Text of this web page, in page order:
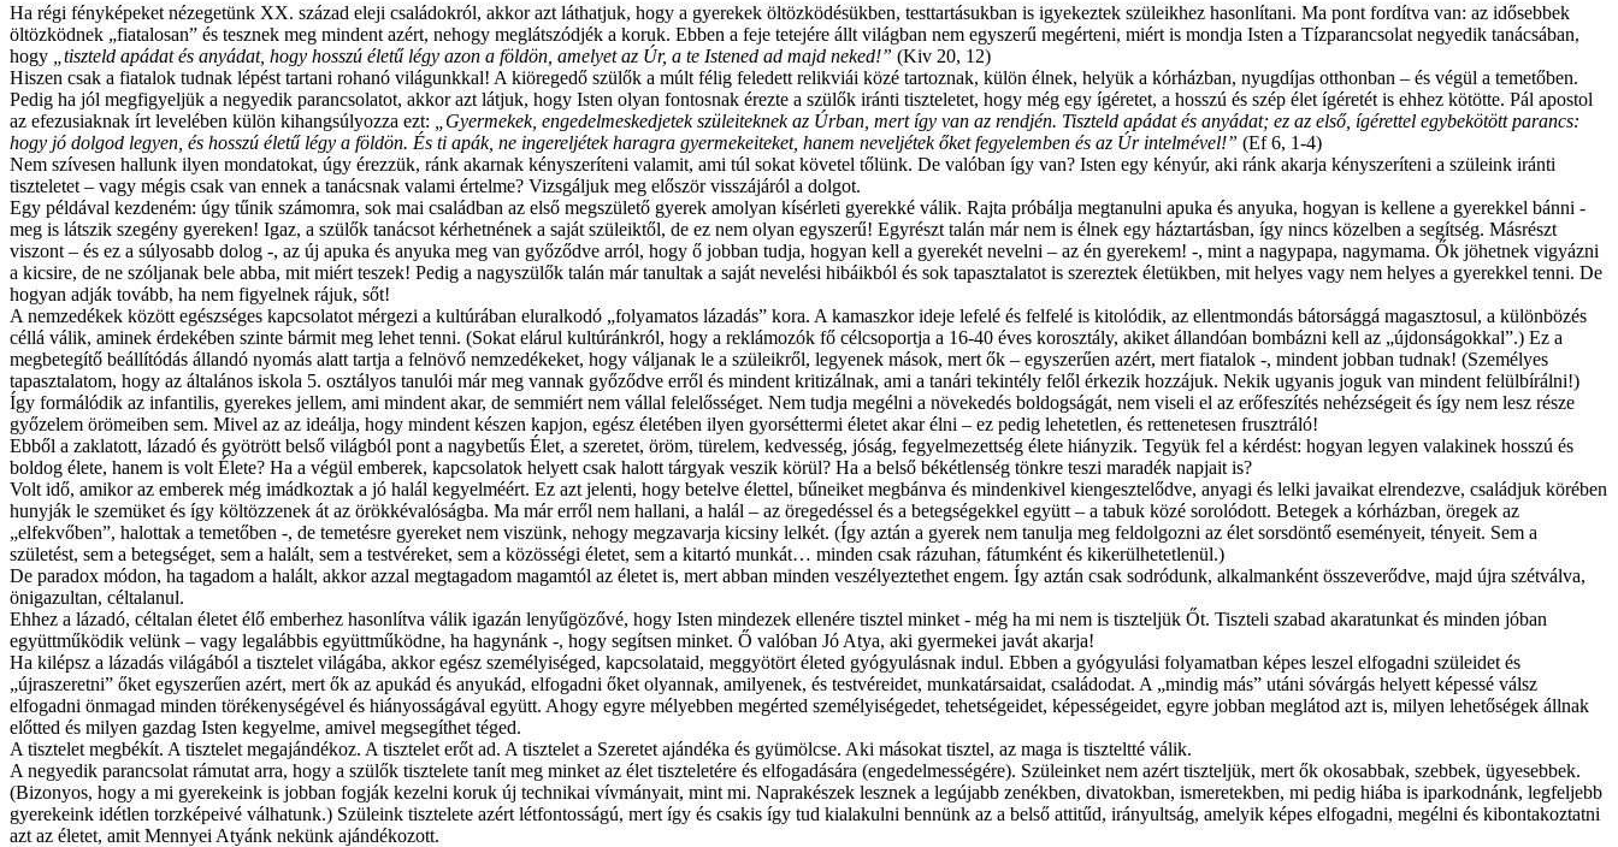
Ha régi fényképeket nézegetünk XX. század eleji családokról, akkor azt láthatjuk, hogy a gyerekek öltözködésükben, testtartásukban is igyekeztek szüleikhez hasonlítani. Ma pont fordítva van: az idősebbek
öltözködnek „fiatalosan” és tesznek meg mindent azért, nehogy meglátszódjék a koruk. Ebben a feje tetejére állt világban nem egyszerű megérteni, miért is mondja Isten a Tízparancsolat negyedik tanácsában,
hogy
„tiszteld apádat és anyádat, hogy hosszú életű légy azon a földön, amelyet az Úr, a te Istened ad majd neked!” (Kiv 20, 12)
Hiszen csak a fiatalok tudnak lépést tartani rohanó világunkkal! A kiöregedő szülők a múlt félig feledett relikviái közé tartoznak, külön élnek, helyük a kórházban, nyugdíjas otthonban – és végül a temetőben.
Pedig ha jól megfigyeljük a negyedik parancsolatot, akkor azt látjuk, hogy Isten olyan fontosnak érezte a szülők iránti tiszteletet, hogy még egy ígéretet, a hosszú és szép élet ígéretét is ehhez kötötte. Pál apostol
az efezusiaknak írt levelében külön kihangsúlyozza ezt:
„Gyermekek, engedelmeskedjetek szüleiteknek az Úrban, mert így van az rendjén. Tiszteld apádat és anyádat; ez az első, ígérettel egybekötött parancs:
hogy jó dolgod legyen, és hosszú életű légy a földön. És ti apák, ne ingereljétek haragra gyermekeiteket, hanem neveljétek őket fegyelemben és az Úr intelmével!” (Ef 6, 1-4)
Nem szívesen hallunk ilyen mondatokat, úgy érezzük, ránk akarnak kényszeríteni valamit, ami túl sokat követel tőlünk. De valóban így van? Isten egy kényúr, aki ránk akarja kényszeríteni a szüleink iránti
tiszteletet – vagy mégis csak van ennek a tanácsnak valami értelme? Vizsgáljuk meg először visszájáról a dolgot.
Egy példával kezdeném: úgy tűnik számomra, sok mai családban az első megszülető gyerek amolyan kísérleti gyerekké válik. Rajta próbálja megtanulni apuka és anyuka, hogyan is kellene a gyerekkel bánni -
meg is látszik szegény gyereken! Igaz, a szülők tanácsot kérhetnének a saját szüleiktől, de ez nem olyan egyszerű! Egyrészt talán már nem is élnek egy háztartásban, így nincs közelben a segítség. Másrészt
viszont – és ez a súlyosabb dolog -, az új apuka és anyuka meg van győződve arról, hogy ő jobban tudja, hogyan kell a gyerekét nevelni – az én gyerekem! -, mint a nagypapa, nagymama. Ők jöhetnek vigyázni
a kicsire, de ne szóljanak bele abba, mit miért teszek! Pedig a nagyszülők talán már tanultak a saját nevelési hibáikból és sok tapasztalatot is szereztek életükben, mit helyes vagy nem helyes a gyerekkel tenni. De
hogyan adják tovább, ha nem figyelnek rájuk, sőt!
A nemzedékek között egészséges kapcsolatot mérgezi a kultúrában eluralkodó „folyamatos lázadás” kora. A kamaszkor ideje lefelé és felfelé is kitolódik, az ellentmondás bátorsággá magasztosul, a különbözés
céllá válik, aminek érdekében szinte bármit meg lehet tenni. (Sokat elárul kultúránkról, hogy a reklámozók fő célcsoportja a 16-40 éves korosztály, akiket állandóan bombázni kell az „újdonságokkal”.) Ez a
megbetegítő beállítódás állandó nyomás alatt tartja a felnövő nemzedékeket, hogy váljanak le a szüleikről, legyenek mások, mert ők – egyszerűen azért, mert fiatalok -, mindent jobban tudnak! (Személyes
tapasztalatom, hogy az általános iskola 5. osztályos tanulói már meg vannak győződve erről és mindent kritizálnak, ami a tanári tekintély felől érkezik hozzájuk. Nekik ugyanis joguk van mindent felülbírálni!)
Így formálódik az infantilis, gyerekes jellem, ami mindent akar, de semmiért nem vállal felelősséget. Nem tudja megélni a növekedés boldogságát, nem viseli el az erőfeszítés nehézségeit és így nem lesz része
győzelem örömeiben sem. Mivel az az ideálja, hogy mindent készen kapjon, egész életében ilyen gyorséttermi életet akar élni – ez pedig lehetetlen, és rettenetesen frusztráló!
Ebből a zaklatott, lázadó és gyötrött belső világból pont a nagybetűs Élet, a szeretet, öröm, türelem, kedvesség, jóság, fegyelmezettség élete hiányzik. Tegyük fel a kérdést: hogyan legyen valakinek hosszú és
boldog élete, hanem is volt Élete? Ha a végül emberek, kapcsolatok helyett csak halott tárgyak veszik körül? Ha a belső békétlenség tönkre teszi maradék napjait is?
Volt idő, amikor az emberek még imádkoztak a jó halál kegyelméért. Ez azt jelenti, hogy betelve élettel, bűneiket megbánva és mindenkivel kiengesztelődve, anyagi és lelki javaikat elrendezve, családjuk körében
hunyják le szemüket és így költözzenek át az örökkévalóságba. Ma már erről nem hallani, a halál – az öregedéssel és a betegségekkel együtt – a tabuk közé sorolódott. Betegek a kórházban, öregek az
„elfekvőben”, halottak a temetőben -, de temetésre gyereket nem viszünk, nehogy megzavarja kicsiny lelkét. (Így aztán a gyerek nem tanulja meg feldolgozni az élet sorsdöntő eseményeit, tényeit. Sem a
születést, sem a betegséget, sem a halált, sem a testvéreket, sem a közösségi életet, sem a kitartó munkát… minden csak rázuhan, fátumként és kikerülhetetlenül.)
De paradox módon, ha tagadom a halált, akkor azzal megtagadom magamtól az életet is, mert abban minden veszélyeztethet engem. Így aztán csak sodródunk, alkalmanként összeverődve, majd újra szétválva,
önigazultan, céltalanul.
Ehhez a lázadó, céltalan életet élő emberhez hasonlítva válik igazán lenyűgözővé, hogy Isten mindezek ellenére tisztel minket - még ha mi nem is tiszteljük Őt. Tiszteli szabad akaratunkat és minden jóban
együttműködik velünk – vagy legalábbis együttműködne, ha hagynánk -, hogy segítsen minket. Ő valóban Jó Atya, aki gyermekei javát akarja!
Ha kilépsz a lázadás világából a tisztelet világába, akkor egész személyiséged, kapcsolataid, meggyötört életed gyógyulásnak indul. Ebben a gyógyulási folyamatban képes leszel elfogadni szüleidet és
„újraszeretni” őket egyszerűen azért, mert ők az apukád és anyukád, elfogadni őket olyannak, amilyenek, és testvéreidet, munkatársaidat, családodat. A „mindig más” utáni sóvárgás helyett képessé válsz
elfogadni önmagad minden törékenységével és hiányosságával együtt. Ahogy egyre mélyebben megérted személyiségedet, tehetségeidet, képességeidet, egyre jobban meglátod azt is, milyen lehetőségek állnak
előtted és milyen gazdag Isten kegyelme, amivel megsegíthet téged.
A tisztelet megbékít. A tisztelet megajándékoz. A tisztelet erőt ad. A tisztelet a Szeretet ajándéka és gyümölcse. Aki másokat tisztel, az maga is tiszteltté válik.
A negyedik parancsolat rámutat arra, hogy a szülők tisztelete tanít meg minket az élet tiszteletére és elfogadására (engedelmességére). Szüleinket nem azért tiszteljük, mert ők okosabbak, szebbek, ügyesebbek.
(Bizonyos, hogy a mi gyerekeink is jobban fogják kezelni koruk új technikai vívmányait, mint mi. Naprakészek lesznek a legújabb zenékben, divatokban, ismeretekben, mi pedig hiába is iparkodnánk, legfeljebb
gyerekeink idétlen torzképeivé válhatunk.) Szüleink tisztelete azért létfontosságú, mert így és csakis így tud kialakulni bennünk az a belső attitűd, irányultság, amelyik képes elfogadni, megélni és kibontakoztatni
azt az életet, amit Mennyei Atyánk nekünk ajándékozott.